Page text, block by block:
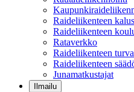
Raideliikenteen
Raideliikenteen
Rataverkko
Raideliikenteen
Raideliikenteen
Junamatkustajat
Ilmailu